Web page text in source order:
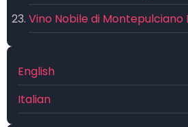
Vino Nobile di Montepulciano
English
Italian